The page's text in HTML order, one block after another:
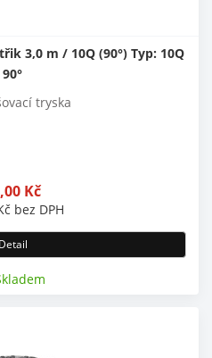
3,0 m / 10Q (90°) Typ: 10Q
90°
tryska
Kč
bez DPH
Detail